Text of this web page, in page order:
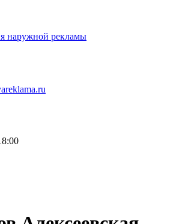
наружной рекламы